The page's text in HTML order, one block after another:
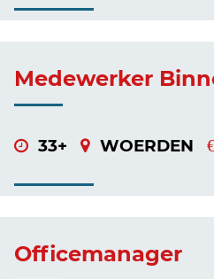
Medewerker
33+ WOERDEN
Officemanager